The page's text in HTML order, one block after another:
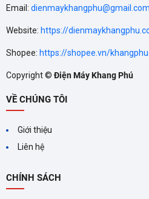
Màng lọc HEPA:Lọc sạch
virus và các tác nhân gây dị ứng,
Email: dienmaykhangphu@gmail.com
Website: https://
Shopee: https://shopee.vn/
Copyright ©Điện Máy Khang Phú
VỀ CHÚNG TÔI
Giới thiệu
Liên hệ
CHÍNH SÁCH